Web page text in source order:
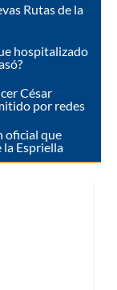
Rutas de la
hospitalizado
César
por redes
oficial que
la Espriella